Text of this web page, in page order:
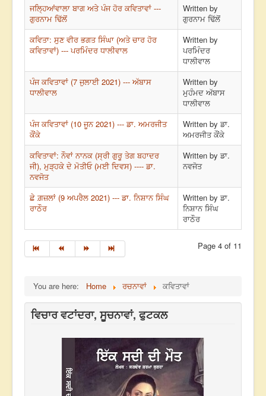
ਜਲ੍ਹਿਆਂਵਾਲਾ ਬਾਗ ਅਤੇ ਪੰਜ ਹੋਰ ਕਵਿਤਾਵਾਂ ---
ਗੁਰਨਾਮ ਢਿੱਲੋਂ
Written by
ਗੁਰਨਾਮ ਢਿੱਲੋਂ
ਕਵਿਤਾ: ਸੁਣ ਵੀਰ ਭਗਤ ਸਿੰਘਾ (ਅਤੇ ਚਾਰ ਹੋਰ
ਕਵਿਤਾਵਾਂ) --- ਪਰਮਿੰਦਰ ਧਾਲੀਵਾਲ
Written by
ਪਰਮਿੰਦਰ
ਧਾਲੀਵਾਲ
ਪੰਜ ਕਵਿਤਾਵਾਂ (7 ਜੁਲਾਈ 2021) --- ਅੱਬਾਸ
ਧਾਲੀਵਾਲ
Written by
ਮੁਹੰਮਦ ਅੱਬਾਸ
ਧਾਲੀਵਾਲ
ਪੰਜ ਕਵਿਤਾਵਾਂ (10 ਜੂਨ 2021) --- ਡਾ. ਅਮਰਜੀਤ
ਕੌਂਕੇ
Written by ਡਾ.
ਅਮਰਜੀਤ ਕੌਂਕੇ
ਕਵਿਤਾਵਾਂ: ਨੌਵਾਂ ਨਾਨਕ (ਸ੍ਰੀ ਗੁਰੂ ਤੇਗ ਬਹਾਦਰ
ਜੀ), ਮੁੜ੍ਹਕੇ ਦੇ ਮੋਤੀਓ (ਮਈ ਦਿਵਸ) ---- ਡਾ.
ਨਵਜੋਤ
Written by ਡਾ.
ਨਵਜੋਤ
ਛੇ ਗ਼ਜ਼ਲਾਂ (9 ਅਪਰੈਲ 2021) --- ਡਾ. ਨਿਸ਼ਾਨ ਸਿੰਘ
ਰਾਠੌਰ
Written by ਡਾ.
ਨਿਸ਼ਾਨ ਸਿੰਘ
ਰਾਠੌਰ
Page 4 of 11
You are here: Home ਰਚਨਾਵਾਂ ਕਵਿਤਾਵਾਂ
ਵਿਚਾਰ ਵਟਾਂਦਰਾ, ਸੂਚਨਾਵਾਂ, ਫੁਟਕਲ